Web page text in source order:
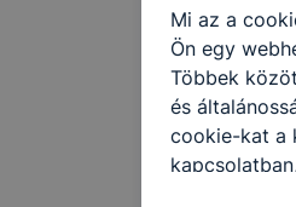
Mi az a
Ön egy
Többek
és
cookie-kat a
honlap